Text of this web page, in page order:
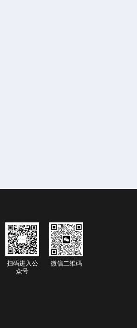
扫码进入公
众号
微信二维码